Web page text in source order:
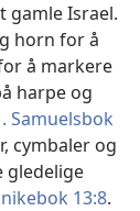
gamle Israel.
horn for å
å markere
harpe og
Samuelsbok
cymbaler og
gledelige
13:8.